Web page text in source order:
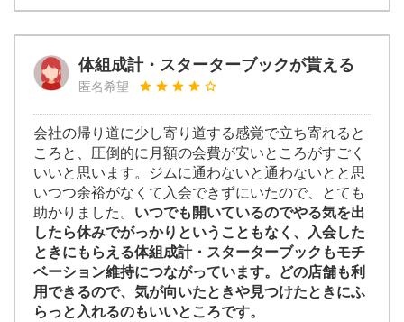
体組成計・スターターブックが貰える
匿名希望
会社の帰り道に少し寄り道する感覚で立ち寄れると
ころと、圧倒的に月額の会費が安いところがすごく
いいと思います。ジムに通わないと通わないとと思
いつつ余裕がなくて入会できずにいたので、とても
助かりました。 いつでも開いているのでやる気を出
したら休みでがっかりということもなく、入会した
ときにもらえる体組成計・スターターブックもモチ
ベーション維持につながっています。どの店舗も利
用できるので、気が向いたときや見つけたときにふ
らっと入れるのもいいところです。